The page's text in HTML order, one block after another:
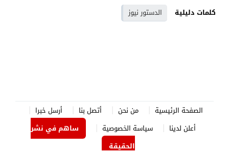
كلمات دليلية
الدستور نيوز
الصفحة الرئيسية من نحن أتصل بنا
أرسل خبرا
أعلن لدينا
سياسة الخصوصية
ساهم في نشر
الحقيقة